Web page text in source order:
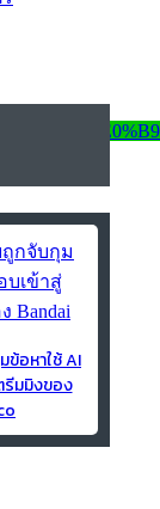
ข้อหาใช้ AI
มมิงของ